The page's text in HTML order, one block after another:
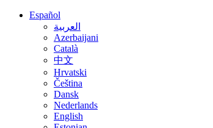
Español
العربية
Azerbaijani
Català
中文
Hrvatski
Čeština
Dansk
Nederlands
English